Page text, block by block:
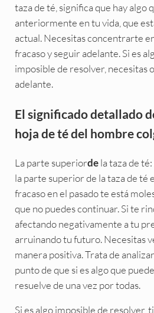
taza de té, significa que hay algo
anteriormente en tu vida, que
actual. Necesitas concentrarte
fracaso y seguir adelante. Si es
imposible de resolver, necesitas
adelante.
El significado detallado
hoja de té del hombre
La parte superiordela taza de
la parte superior de la taza de té
fracaso en el pasado te está
que no puedes continuar. Si te
afectando negativamente a tu
arruinando tu futuro. Necesitas
manera positiva. Trata de
punto de que si es algo que
resuelve de una vez por todas.
Si es algo imposible de resolver,